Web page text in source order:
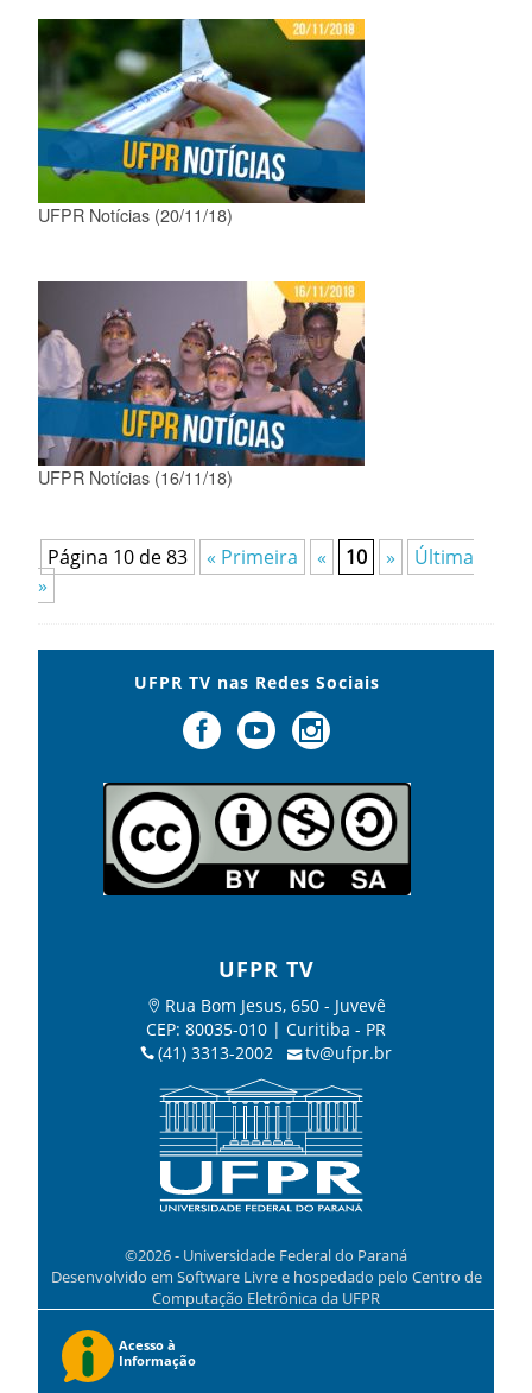
UFPR Notícias (20/11/18)
UFPR Notícias (16/11/18)
Página 10 de 83 « Primeira « 10 »
Última
»
UFPR TV nas Redes Sociais
UFPR TV
Rua Bom Jesus, 650 - Juvevê
CEP: 80035-010 | Curitiba - PR
(41) 3313-2002
tv@ufpr.br
©2026 - Universidade Federal do Paraná
Desenvolvido em Software Livre e hospedado pelo Centro de
Computação Eletrônica da UFPR